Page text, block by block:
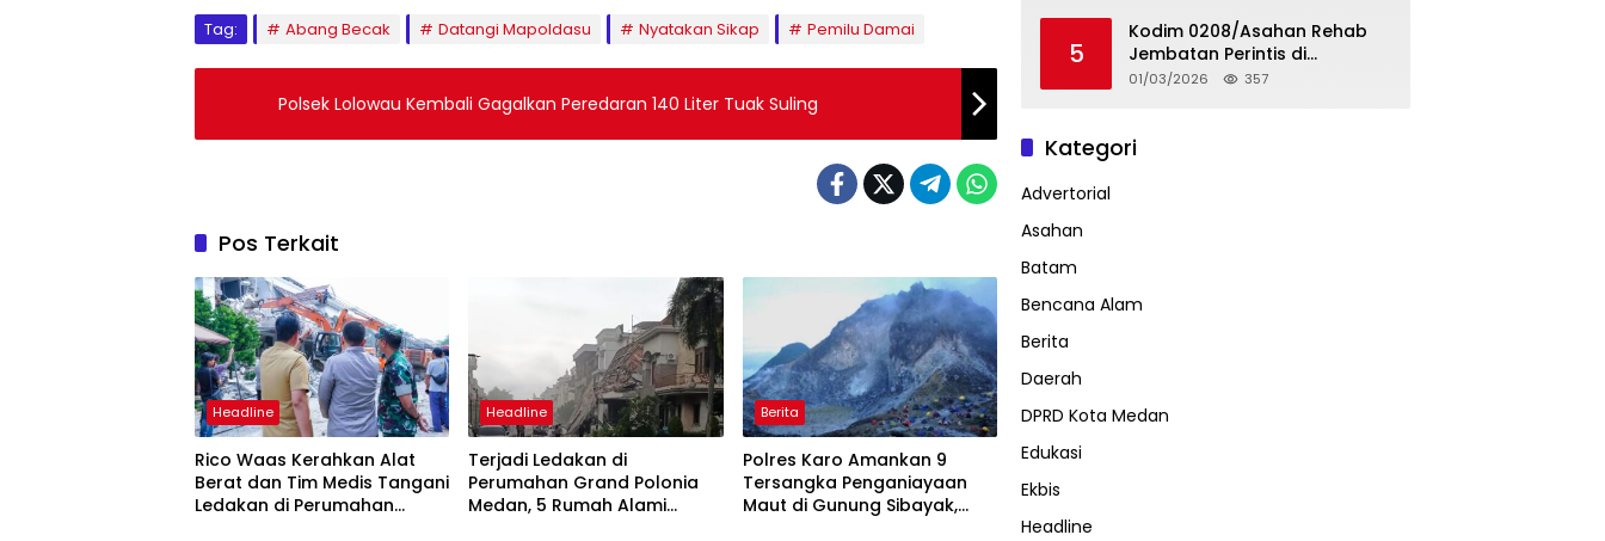
Tag: Abang Becak Datangi Mapoldasu Nyatakan Sikap Pemilu Damai
Polsek Lolowau Kembali Gagalkan Peredaran 140 Liter Tuak Suling
Pos Terkait
Headline
Rico Waas Kerahkan Alat
Berat dan Tim Medis Tangani
Ledakan di Perumahan
Headline
Terjadi Ledakan di
Perumahan Grand Polonia
Medan, 5 Rumah Alami
Berita
Polres Karo Amankan 9
Tersangka Penganiayaan
Maut di Gunung Sibayak,
DPRD Kota Medan
5
Kodim 0208/Asahan Rehab
Jembatan Perintis di
Mandarsah
01/03/2026 357
Kategori
Advertorial
Asahan
Batam
Bencana Alam
Berita
Daerah
DPRD Kota Medan
Edukasi
Ekbis
Headline